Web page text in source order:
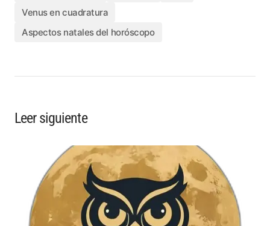
Venus en cuadratura
Aspectos natales del horóscopo
Leer siguiente